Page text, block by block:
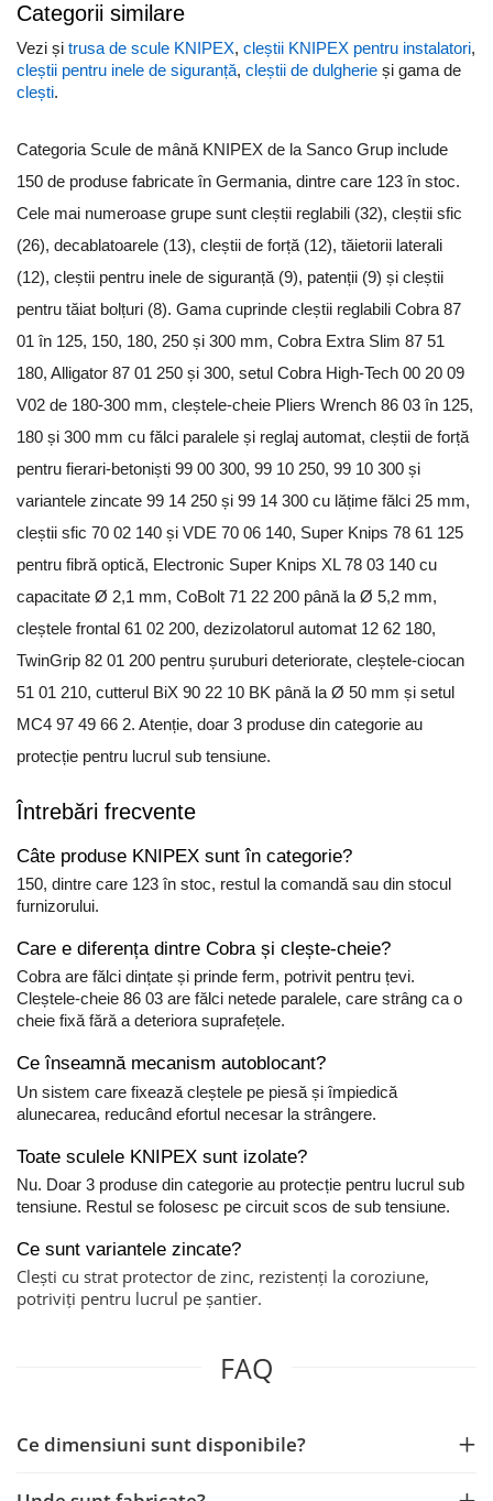
Categorii similare
Vezi și trusa de scule KNIPEX, cleștii KNIPEX pentru instalatori,
cleștii pentru inele de siguranță, cleștii de dulgherie și gama de
clești.
Categoria Scule de mână KNIPEX de la Sanco Grup include
150 de produse fabricate în Germania, dintre care 123 în stoc.
Cele mai numeroase grupe sunt cleștii reglabili (32), cleștii sfic
(26), decablatoarele (13), cleștii de forță (12), tăietorii laterali
(12), cleștii pentru inele de siguranță (9), patenții (9) și cleștii
pentru tăiat bolțuri (8). Gama cuprinde cleștii reglabili Cobra 87
01 în 125, 150, 180, 250 și 300 mm, Cobra Extra Slim 87 51
180, Alligator 87 01 250 și 300, setul Cobra High-Tech 00 20 09
V02 de 180-300 mm, cleștele-cheie Pliers Wrench 86 03 în 125,
180 și 300 mm cu fălci paralele și reglaj automat, cleștii de forță
pentru fierari-betoniști 99 00 300, 99 10 250, 99 10 300 și
variantele zincate 99 14 250 și 99 14 300 cu lățime fălci 25 mm,
cleștii sfic 70 02 140 și VDE 70 06 140, Super Knips 78 61 125
pentru fibră optică, Electronic Super Knips XL 78 03 140 cu
capacitate Ø 2,1 mm, CoBolt 71 22 200 până la Ø 5,2 mm,
cleștele frontal 61 02 200, dezizolatorul automat 12 62 180,
TwinGrip 82 01 200 pentru șuruburi deteriorate, cleștele-ciocan
51 01 210, cutterul BiX 90 22 10 BK până la Ø 50 mm și setul
MC4 97 49 66 2. Atenție, doar 3 produse din categorie au
protecție pentru lucrul sub tensiune.
Întrebări frecvente
Câte produse KNIPEX sunt în categorie?
150, dintre care 123 în stoc, restul la comandă sau din stocul
furnizorului.
Care e diferența dintre Cobra și clește-cheie?
Cobra are fălci dințate și prinde ferm, potrivit pentru țevi.
Cleștele-cheie 86 03 are fălci netede paralele, care strâng ca o
cheie fixă fără a deteriora suprafețele.
Ce înseamnă mecanism autoblocant?
Un sistem care fixează cleștele pe piesă și împiedică
alunecarea, reducând efortul necesar la strângere.
Toate sculele KNIPEX sunt izolate?
Nu. Doar 3 produse din categorie au protecție pentru lucrul sub
tensiune. Restul se folosesc pe circuit scos de sub tensiune.
Ce sunt variantele zincate?
Clești cu strat protector de zinc, rezistenți la coroziune,
potriviți pentru lucrul pe șantier.
FAQ
Ce dimensiuni sunt disponibile?